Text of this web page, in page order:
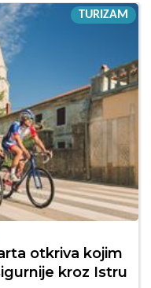
TURIZAM
otkriva kojim
kroz Istru